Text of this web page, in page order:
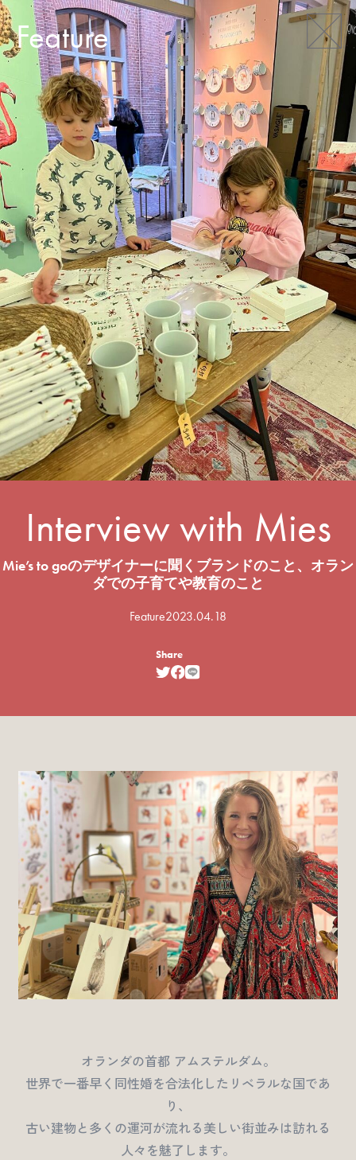
Feature
Interview with Mies
Mie’s to goのデザイナーに聞く ブランドのこと、オラン
ダでの子育てや教育のこと
Feature2023.04.18
Share
オランダの首都 アムステルダム。
世界で一番早く同性婚を合法化したリベラルな国であ
り、
古い建物と多くの運河が流れる美しい街並みは訪れる
人々を魅了します。